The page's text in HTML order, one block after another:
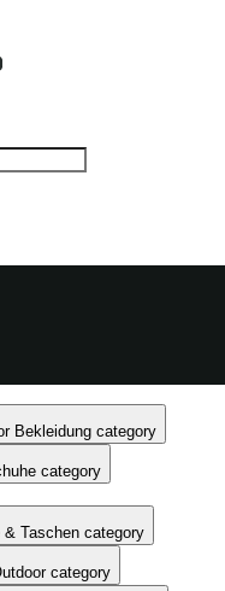
Bekleidung category
category
Taschen category
category